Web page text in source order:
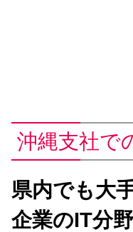
沖縄支社で
県内でも大
企業のIT分